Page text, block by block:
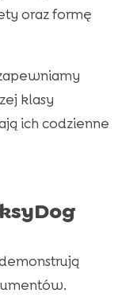
oraz formę
klasy
ich codzienne